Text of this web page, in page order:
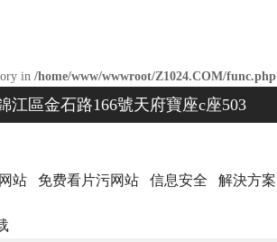
in /home/www/wwwroot/Z1024.COM/func.php
江區金石路166號天府寶座c座503
站 免费看片污网站 信息安全 解決方案